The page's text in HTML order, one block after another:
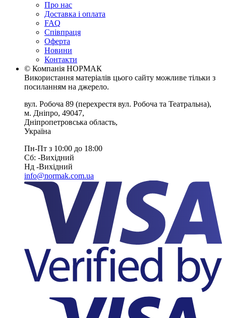
Про нас
Доставка і оплата
FAQ
Співпраця
Оферта
Новини
Контакти
© Компанія НОРМАК
Використання матеріалів цього сайту можливе тільки з
посиланням на джерело.
вул. Робоча 89 (перехрестя вул. Робоча та Театральна),
м. Дніпро, 49047,
Дніпропетровська область,
Україна
Пн-Пт з 10:00 до 18:00
Сб: -Вихiдний
Нд -Вихiдний
info@normak.com.ua